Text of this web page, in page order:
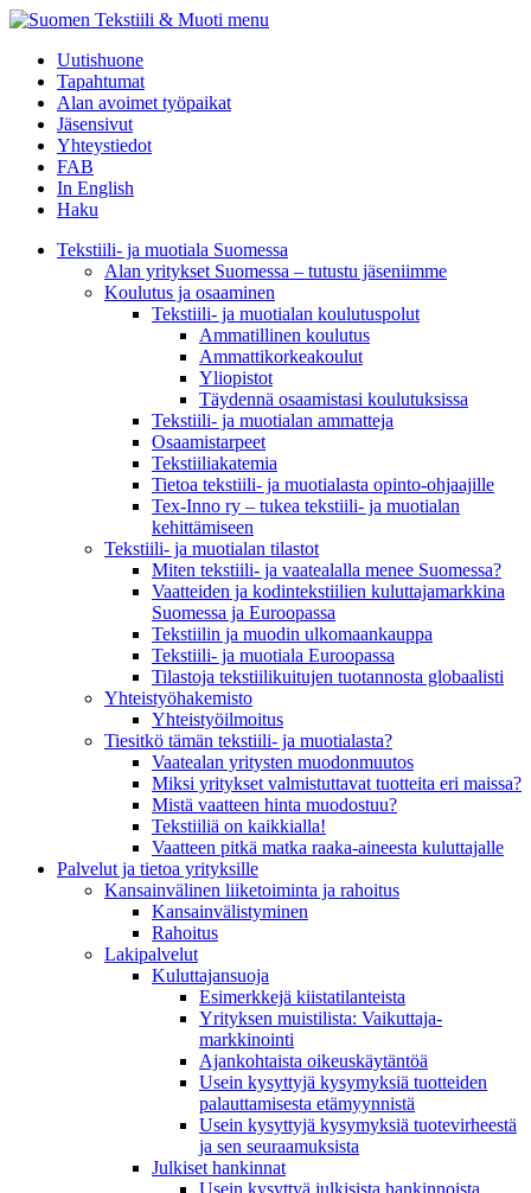
menu
Uutishuone
Tapahtumat
Alan avoimet työpaikat
Jäsensivut
Yhteystiedot
FAB
In English
Haku
Tekstiili- ja muotiala Suomessa
Alan yritykset Suomessa – tutustu jäseniimme
Koulutus ja osaaminen
Tekstiili- ja muotialan koulutuspolut
Ammatillinen koulutus
Ammattikorkeakoulut
Yliopistot
Täydennä osaamistasi koulutuksissa
Tekstiili- ja muotialan ammatteja
Osaamistarpeet
Tekstiiliakatemia
Tietoa tekstiili- ja muotialasta opinto-ohjaajille
Tex-Inno ry – tukea tekstiili- ja muotialan
kehittämiseen
Tekstiili- ja muotialan tilastot
Miten tekstiili- ja vaatealalla menee Suomessa?
Vaatteiden ja kodintekstiilien kuluttajamarkkina
Suomessa ja Euroopassa
Tekstiilin ja muodin ulkomaankauppa
Tekstiili- ja muotiala Euroopassa
Tilastoja tekstiilikuitujen tuotannosta globaalisti
Yhteistyö­hakemisto
Yhteistyöilmoitus
Tiesitkö tämän tekstiili- ja muotialasta?
Vaatealan yritysten muodonmuutos
Miksi yritykset valmistuttavat tuotteita eri maissa?
Mistä vaatteen hinta muodostuu?
Tekstiiliä on kaikkialla!
Vaatteen pitkä matka raaka-aineesta kuluttajalle
Palvelut ja tietoa yrityksille
Kansainvälinen liiketoiminta ja rahoitus
Kansain­välistyminen
Rahoitus
Lakipalvelut
Kuluttajansuoja
Esimerkkejä kiistatilanteista
Yrityksen muistilista: Vaikuttaja­
markkinointi
Ajankohtaista oikeuskäytäntöä
Usein kysyttyjä kysymyksiä tuotteiden
palauttamisesta etämyynnistä
Usein kysyttyjä kysymyksiä tuotevirheestä
ja sen seuraamuksista
Julkiset hankinnat
Usein kysyttyä julkisista hankinnoista